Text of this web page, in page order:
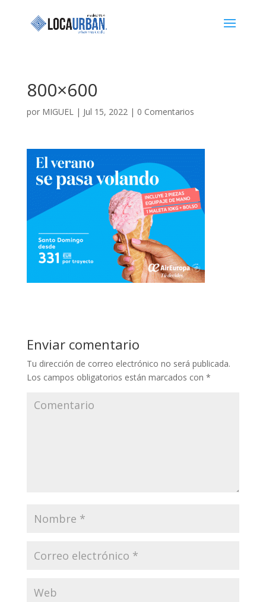
800×600
por MIGUEL| Jul 15, 2022| 0 Comentarios
Enviar comentario
Tu dirección de correo electrónico no será publicada.
Los campos obligatorios están marcados con *